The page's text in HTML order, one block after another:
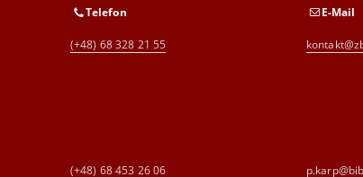
Telefon
(+48) 68 328 21 55
E-Mail
(+48) 68 453 26 06